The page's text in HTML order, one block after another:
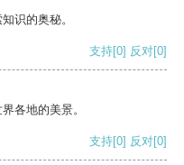
识的奥秘。
支持[0] 反对[0]
各地的美景。
支持[0] 反对[0]